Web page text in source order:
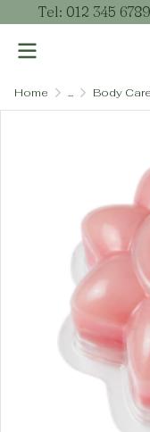
Tel: 012 345
Home ... Body Care